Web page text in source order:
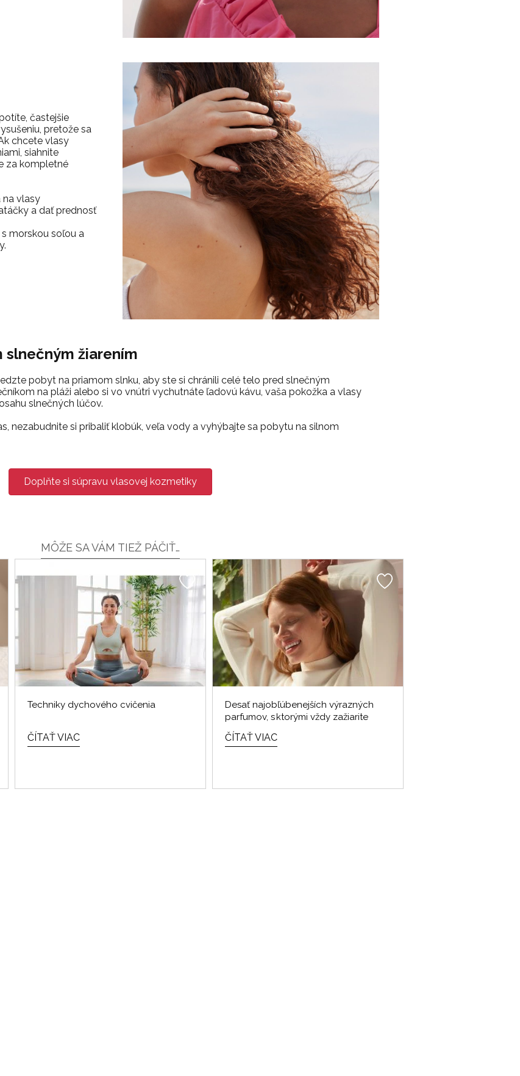
častejšie
pretože sa
chcete vlasy
siahnite
za kompletné
na vlasy
a dať prednosť
morskou soľou a
slnečným žiarením
pobyt na priamom slnku, aby ste si chránili celé telo pred slnečným
na pláži alebo si vo vnútri vychutnáte ľadovú kávu, vaša pokožka a vlasy
slnečných lúčov.
nezabudnite si pribaliť klobúk, veľa vody a vyhýbajte sa pobytu na silnom
Doplňte si súpravu vlasovej kozmetiky
MÔŽE SA VÁM TIEŽ PÁČIŤ…
Techniky dychového cvičenia
ČÍTAŤ VIAC
Desať najobľúbenejších výrazných
parfumov, s ktorými vždy zažiarite
ČÍTAŤ VIAC